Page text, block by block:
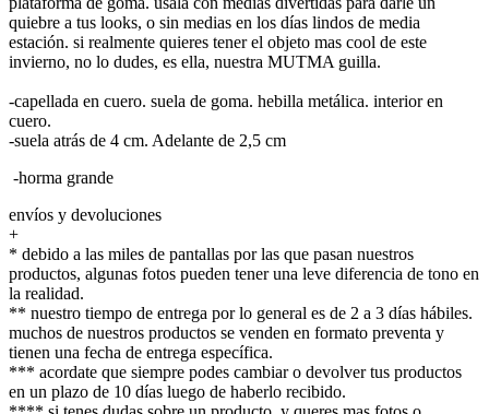
quiebre a tus looks, o sin medias en los días lindos de media
estación. si realmente quieres tener el objeto mas cool de este
invierno, no lo dudes, es ella, nuestra MUTMA guilla.
-capellada en cuero. suela de goma. hebilla metálica. interior en
cuero.
-suela atrás de 4 cm. Adelante de 2,5 cm
-horma grande
envíos y devoluciones
+
* debido a las miles de pantallas por las que pasan nuestros
productos, algunas fotos pueden tener una leve diferencia de tono en
la realidad.
** nuestro tiempo de entrega por lo general es de 2 a 3 días hábiles.
muchos de nuestros productos se venden en formato preventa y
tienen una fecha de entrega específica.
*** acordate que siempre podes cambiar o devolver tus productos
en un plazo de 10 días luego de haberlo recibido.